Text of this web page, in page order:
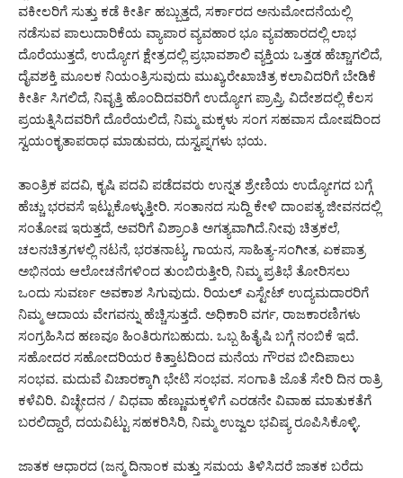
ವಕೀಲರಿಗೆ ಸುತ್ತು ಕಡೆ ಕೀರ್ತಿ ಹಬ್ಬುತ್ತದೆ, ಸರ್ಕಾರದ ಅನುಮೋದನೆಯಲ್ಲಿ
ನಡೆಸುವ ಪಾಲುದಾರಿಕೆಯ ವ್ಯಾಪಾರ ವ್ಯವಹಾರ ಭೂ ವ್ಯವಹಾರದಲ್ಲಿ ಲಾಭ
ದೊರೆಯುತ್ತದೆ, ಉದ್ಯೋಗ ಕ್ಷೇತ್ರದಲ್ಲಿ ಪ್ರಭಾವಶಾಲಿ ವ್ಯಕ್ತಿಯ ಒತ್ತಡ ಹೆಚ್ಚಾಗಲಿದೆ,
ದೈವಶಕ್ತಿ ಮೂಲಕ ನಿಯಂತ್ರಿಸುವುದು ಮುಖ್ಯ,ರೇಖಾಚಿತ್ರ ಕಲಾವಿದರಿಗೆ ಬೇಡಿಕೆ
ಕೀರ್ತಿ ಸಿಗಲಿದೆ, ನಿವೃತ್ತಿ ಹೊಂದಿದವರಿಗೆ ಉದ್ಯೋಗ ಪ್ರಾಪ್ತಿ, ವಿದೇಶದಲ್ಲಿ ಕೆಲಸ
ಪ್ರಯತ್ನಿಸಿದವರಿಗೆ ದೊರೆಯಲಿದೆ, ನಿಮ್ಮ ಮಕ್ಕಳು ಸಂಗ ಸಹವಾಸ ದೋಷದಿಂದ
ಸ್ವಯಂಕೃತಾಪರಾಧ ಮಾಡುವರು, ದುಸ್ವಪ್ನಗಳು ಭಯ.
ತಾಂತ್ರಿಕ ಪದವಿ, ಕೃಷಿ ಪದವಿ ಪಡೆದವರು ಉನ್ನತ ಶ್ರೇಣಿಯ ಉದ್ಯೋಗದ ಬಗ್ಗೆ
ಹೆಚ್ಚು ಭರವಸೆ ಇಟ್ಟುಕೊಳ್ಳುತ್ತೀರಿ. ಸಂತಾನದ ಸುದ್ದಿ ಕೇಳಿ ದಾಂಪತ್ಯ ಜೀವನದಲ್ಲಿ
ಸಂತೋಷ ಇರುತ್ತದೆ, ಅವರಿಗೆ ವಿಶ್ರಾಂತಿ ಅಗತ್ಯವಾಗಿದೆ.ನೀವು ಚಿತ್ರಕಲೆ,
ಚಲನಚಿತ್ರಗಳಲ್ಲಿ ನಟನೆ, ಭರತನಾಟ್ಯ, ಗಾಯನ, ಸಾಹಿತ್ಯ-ಸಂಗೀತ, ಏಕಪಾತ್ರ
ಅಭಿನಯ ಆಲೋಚನೆಗಳಿಂದ ತುಂಬಿರುತ್ತೀರಿ, ನಿಮ್ಮ ಪ್ರತಿಭೆ ತೋರಿಸಲು
ಒಂದು ಸುವರ್ಣ ಅವಕಾಶ ಸಿಗುವುದು. ರಿಯಲ್ ಎಸ್ಟೇಟ್ ಉದ್ಯಮದಾರರಿಗೆ
ನಿಮ್ಮ ಆದಾಯ ವೇಗವನ್ನು ಹೆಚ್ಚಿಸುತ್ತದೆ. ಅಧಿಕಾರಿ ವರ್ಗ, ರಾಜಕಾರಣಿಗಳು
ಸಂಗ್ರಹಿಸಿದ ಹಣವೂ ಹಿಂತಿರುಗಬಹುದು. ಒಬ್ಬ ಹಿತೈಷಿ ಬಗ್ಗೆ ನಂಬಿಕೆ ಇದೆ.
ಸಹೋದರ ಸಹೋದರಿಯರ ಕಿತ್ತಾಟದಿಂದ ಮನೆಯ ಗೌರವ ಬೀದಿಪಾಲು
ಸಂಭವ. ಮದುವೆ ವಿಚಾರಕ್ಕಾಗಿ ಭೇಟಿ ಸಂಭವ. ಸಂಗಾತಿ ಜೊತೆ ಸೇರಿ ದಿನ ರಾತ್ರಿ
ಕಳೆವಿರಿ. ವಿಚ್ಛೇದನ / ವಿಧವಾ ಹೆಣ್ಣುಮಕ್ಕಳಿಗೆ ಎರಡನೇ ವಿವಾಹ ಮಾತುಕತೆಗೆ
ಬರಲಿದ್ದಾರೆ, ದಯವಿಟ್ಟು ಸಹಕರಿಸಿರಿ, ನಿಮ್ಮ ಉಜ್ವಲ ಭವಿಷ್ಯ ರೂಪಿಸಿಕೊಳ್ಳಿ.
ಜಾತಕ ಆಧಾರದ (ಜನ್ಮ ದಿನಾಂಕ ಮತ್ತು ಸಮಯ ತಿಳಿಸಿದರೆ ಜಾತಕ ಬರೆದು